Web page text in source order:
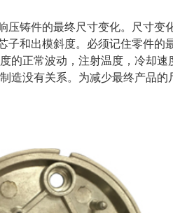
铸件的最终尺寸变化。尺寸变
子和出模斜度。必须记住零件的
的正常波动，注射温度，冷却速
造没有关系。为减少最终产品的